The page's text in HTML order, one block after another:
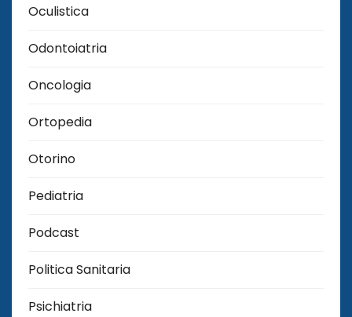
Oculistica
Odontoiatria
Oncologia
Ortopedia
Otorino
Pediatria
Podcast
Politica Sanitaria
Psichiatria